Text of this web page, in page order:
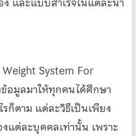
System For
อมูลมาให้ทุกคนได้ศึกษา
ก็ตาม แต่ละวิธีเป็นเพียง
แต่ละบุคคลเท่านั้น เพราะ